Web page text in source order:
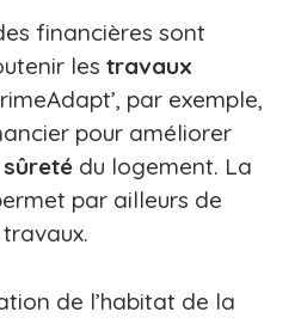
financières sont
les travaux
par exemple,
pour améliorer
sûreté du logement. La
par ailleurs de
de l’habitat de la